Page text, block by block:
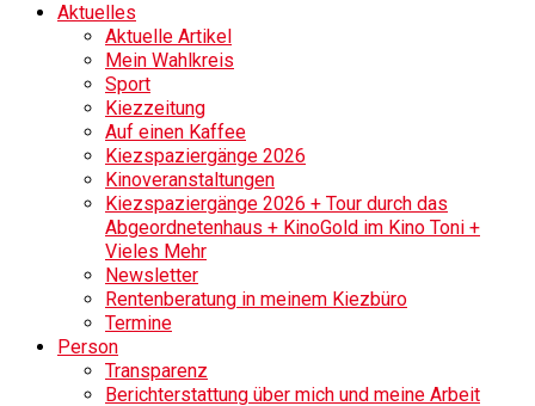
Aktuelles
Aktuelle Artikel
Mein Wahlkreis
Sport
Kiezzeitung
Auf einen Kaffee
Kiezspaziergänge 2026
Kinoveranstaltungen
Kiezspaziergänge 2026 + Tour durch das
Abgeordnetenhaus + KinoGold im Kino Toni +
Vieles Mehr
Newsletter
Rentenberatung in meinem Kiezbüro
Termine
Person
Transparenz
Berichterstattung über mich und meine Arbeit